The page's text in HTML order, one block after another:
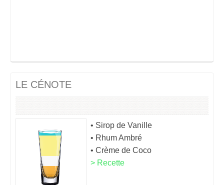
LE CÉNOTE
• Sirop de Vanille
• Rhum Ambré
• Crème de Coco
> Recette